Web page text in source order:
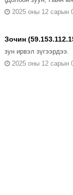
2025 оны 12 сарын
Зочин
зун ирвэл зүгээрдээ.
2025 оны 12 сарын